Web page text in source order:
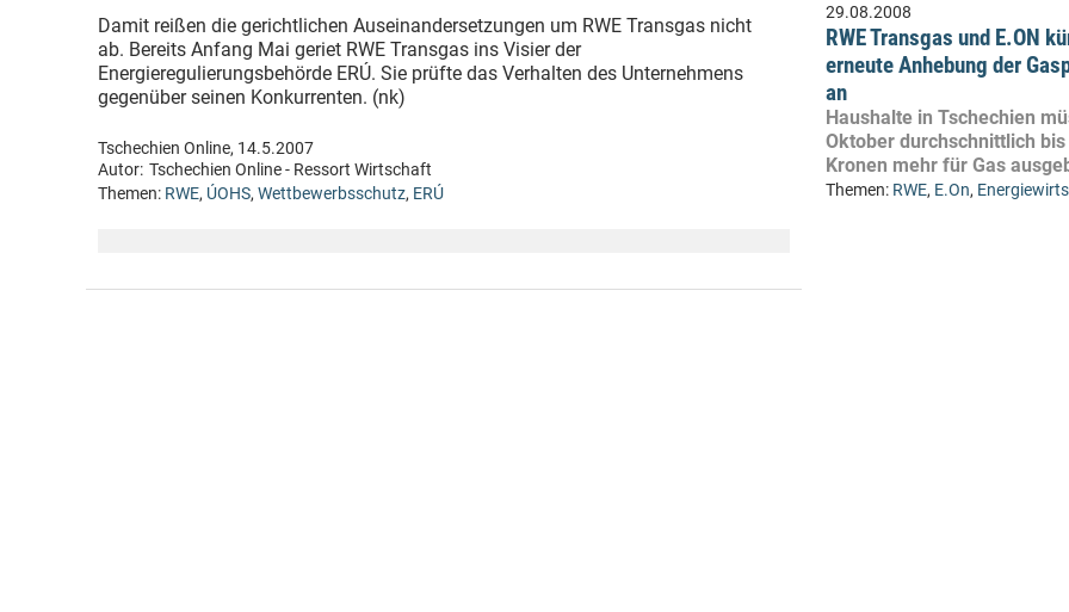
Damit reißen die gerichtlichen Auseinandersetzungen um RWE Transgas nicht
ab. Bereits Anfang Mai geriet RWE Transgas ins Visier der
Energieregulierungsbehörde ERÚ. Sie prüfte das Verhalten des Unternehmens
gegenüber seinen Konkurrenten. (nk)
Tschechien Online, 14.5.2007
Autor: Tschechien Online - Ressort Wirtschaft
Themen: RWE, ÚOHS, Wettbewerbsschutz, ERÚ
29.08.2008
RWE Transgas und E.ON
erneute Anhebung der
an
Haushalte in Tschechien
Oktober durchschnittlich bis
Kronen mehr für Gas
Themen: RWE, E.On,